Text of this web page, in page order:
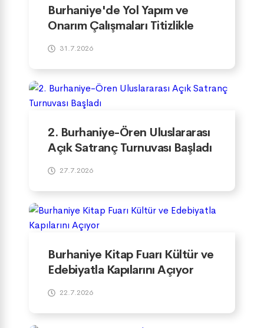
Burhaniye'de Yol Yapım ve
Onarım Çalışmaları Titizlikle
Yürütülüyor
31.7.2026
2. Burhaniye-Ören Uluslararası
Açık Satranç Turnuvası Başladı
27.7.2026
Burhaniye Kitap Fuarı Kültür ve
Edebiyatla Kapılarını Açıyor
22.7.2026